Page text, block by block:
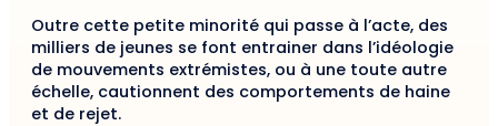
Outre cette petite minorité qui passe à l’acte, des
milliers de jeunes se font entrainer dans l’idéologie
de mouvements extrémistes, ou à une toute autre
échelle, cautionnent des comportements de haine
et de rejet.